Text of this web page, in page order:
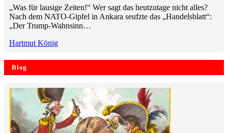
„Was für lausige Zeiten!“ Wer sagt das heutzutage nicht alles?
Nach dem NATO-Gipfel in Ankara seufzte das „Handelsblatt“:
„Der Trump-Wahnsinn…
Hartmut König
Blog